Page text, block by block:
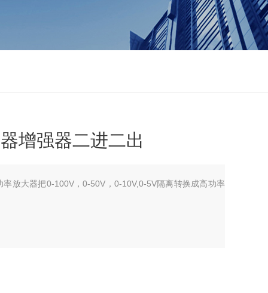
增强器二进二出
放大器把0-100V，0-50V，0-10V,0-5V隔离转换成高功率